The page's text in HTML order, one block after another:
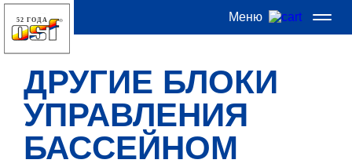
52 ГОДА Меню
ДРУГИЕ БЛОКИ
УПРАВЛЕНИЯ
БАССЕЙНОМ